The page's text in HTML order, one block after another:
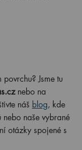
Jsme tu
nebo na
náš blog, kde
naše vybrané
otázky spojené s